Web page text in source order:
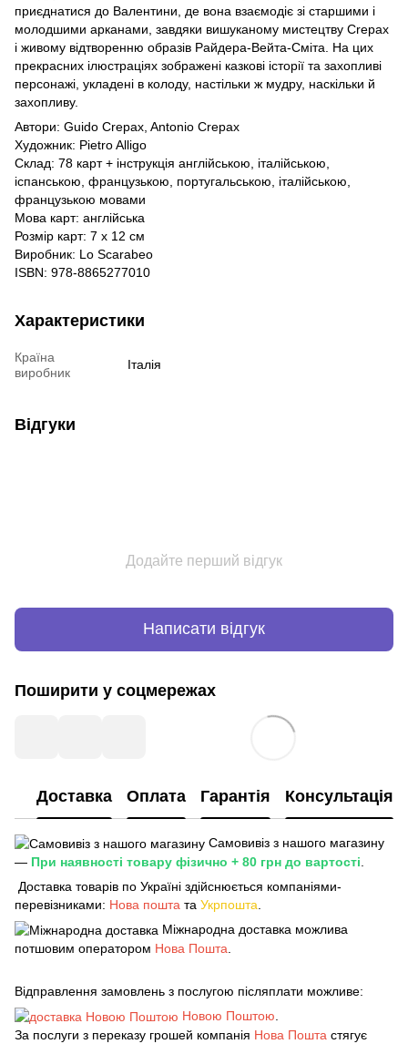
приєднатися до Валентини, де вона взаємодіє зі старшими і
молодшими арканами, завдяки вишуканому мистецтву Crepax
і живому відтворенню образів Райдера-Вейта-Сміта. На цих
прекрасних ілюстраціях зображені казкові історії та захопливі
персонажі, укладені в колоду, настільки ж мудру, наскільки й
захопливу.
Автори: Guido Crepax, Antonio Crepax
Художник: Pietro Alligo
Склад: 78 карт + інструкція англійською, італійською,
іспанською, французькою, португальською, італійською,
французькою мовами
Мова карт: англійська
Розмір карт: 7 х 12 см
Виробник: Lo Scarabeo
ISBN: 978-8865277010
Характеристики
Країна
виробник
Італія
Відгуки
Додайте перший відгук
Написати відгук
Поширити у соцмережах
Доставка Оплата Гарантія Консультація
Самовивіз з нашого магазину
— При наявності товару фізично + 80 грн до вартості
Доставка товарів по Україні здійснюється компаніями-
перевізниками: Нова пошта та Укрпошта
Міжнародна доставка можлива
потшовим оператором Нова Пошта
Відправлення замовлень з послугою післяплати можливе:
Новою Поштою
За послуги з переказу грошей компанія Нова Пошта стягує